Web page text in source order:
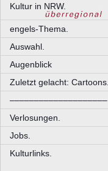
Kultur in NRW.
engels-Thema.
Auswahl.
Augenblick
Zuletzt gelacht: Cartoons.
––––––––––––––––––––
Verlosungen.
Jobs.
Kulturlinks.